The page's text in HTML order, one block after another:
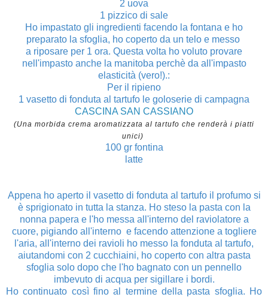
2 uova
1 pizzico di sale
Ho impastato gli ingredienti facendo la fontana e ho
preparato la sfoglia, ho coperto da un telo e messo
a riposare per 1 ora. Questa volta ho voluto provare
nell'impasto anche la manitoba perchè da all'impasto
elasticità (vero!).:
Per il ripieno
1 vasetto di fonduta al tartufo le goloserie di campagna
CASCINA SAN CASSIANO
(Una morbida crema aromatizzata al tartufo che renderà i piatti
unici)
100 gr fontina
latte
Appena ho aperto il vasetto di fonduta al tartufo il profumo si
è sprigionato in tutta la stanza. Ho steso la pasta con la
nonna papera e l'ho messa all'interno del raviolatore a
cuore, pigiando all'interno e facendo attenzione a togliere
l'aria, all'interno dei ravioli ho messo la fonduta al tartufo,
aiutandomi con 2 cucchiaini, ho coperto con altra pasta
sfoglia solo dopo che l'ho bagnato con un pennello
imbevuto di acqua per sigillare i bordi.
Ho continuato così fino al termine della pasta sfoglia. Ho